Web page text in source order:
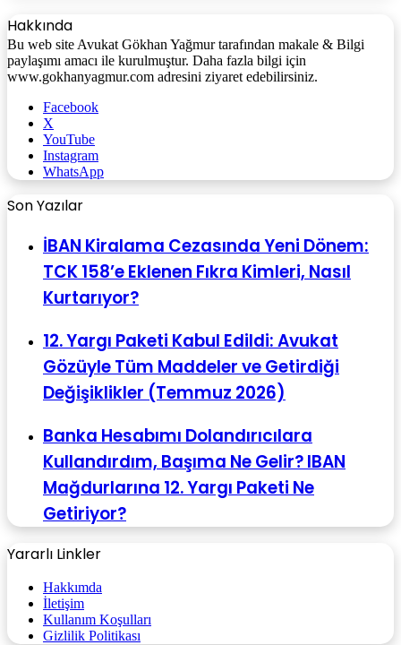
Hakkında
Bu web site Avukat Gökhan Yağmur tarafından makale & Bilgi
paylaşımı amacı ile kurulmuştur. Daha fazla bilgi için
www.gokhanyagmur.com adresini ziyaret edebilirsiniz.
Facebook
X
YouTube
Instagram
WhatsApp
Son Yazılar
İBAN Kiralama Cezasında Yeni Dönem:
TCK 158’e Eklenen Fıkra Kimleri, Nasıl
Kurtarıyor?
12. Yargı Paketi Kabul Edildi: Avukat
Gözüyle Tüm Maddeler ve Getirdiği
Değişiklikler (Temmuz 2026)
Banka Hesabımı Dolandırıcılara
Kullandırdım, Başıma Ne Gelir? IBAN
Mağdurlarına 12. Yargı Paketi Ne
Getiriyor?
Yararlı Linkler
Hakkımda
İletişim
Kullanım Koşulları
Gizlilik Politikası